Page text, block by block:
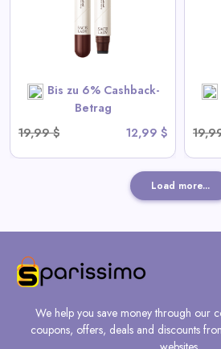
Bis zu 6% Cashback-
Betrag
19,99 $
12,99 $
View All Sace Lady Deals
SHOP NOW
Load more...
We help you save money through our
coupons, offers, deals and discounts